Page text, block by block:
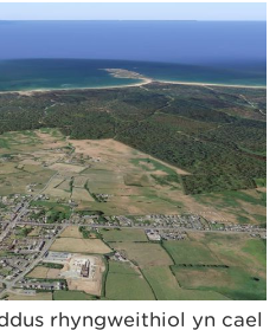
rhyngweithiol yn cael